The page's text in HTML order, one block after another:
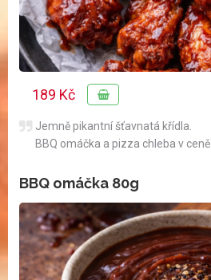
189 Kč
Jemně pikantní šťavnatá křídla.
BBQ omáčka a pizza chleba v ceně.
BBQ omáčka 80g